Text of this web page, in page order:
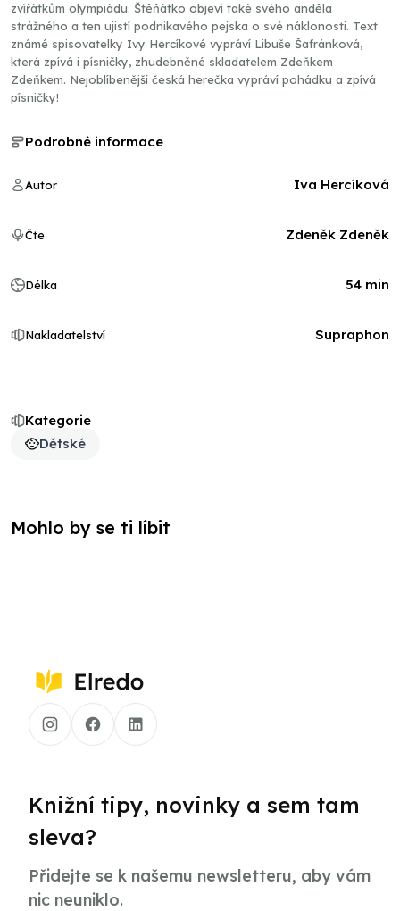
zvířátkům olympiádu. Štěňátko objeví také svého anděla
strážného a ten ujistí podnikavého pejska o své náklonosti. Text
známé spisovatelky Ivy Hercíkové vypráví Libuše Šafránková,
která zpívá i písničky, zhudebněné skladatelem Zdeňkem
Zdeňkem. Nejoblíbenější česká herečka vypráví pohádku a zpívá
písničky!
Kategorie
Dětské
Podrobné informace
Autor Iva Hercíková
Čte Zdeněk Zdeněk
Délka 54 min
Nakladatelství Supraphon
Mohlo by se ti líbit
Knižní tipy, novinky a sem tam
sleva?
Přidejte se k našemu newsletteru, aby vám
nic neuniklo.